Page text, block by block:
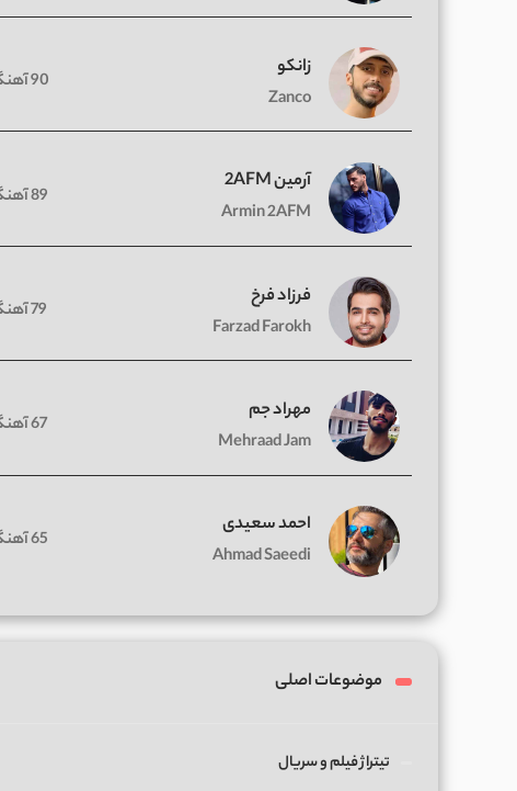
زانکو
Zanco
90 آهنگ
آرمین 2AFM
Armin 2AFM
89 آهنگ
فرزاد فرخ
Farzad Farokh
79 آهنگ
مهراد جم
Mehraad Jam
67 آهنگ
احمد سعیدی
Ahmad Saeedi
65 آهنگ
موضوعات اصلی
تیتراژ فیلم و سریال